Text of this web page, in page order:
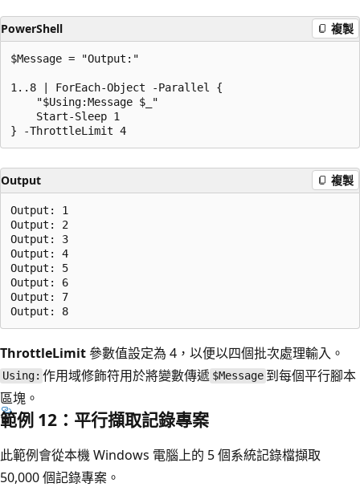
PowerShell 複製
$Message = "Output:"
1..8 | ForEach-Object -Parallel {
    "$Using:Message $_"
    Start-Sleep 1
Output 複製
Output: 1
Output: 2
Output: 3
Output: 4
Output: 5
Output: 6
Output: 7
ThrottleLimit參數值設定為 4，以便以四個批次處理輸入。
Using: 作用域修飾符用於將變數傳遞 $Message 到每個平行腳本
區塊。
範例 12：平行擷取記錄專案
此範例會從本機 Windows 電腦上的 5 個系統記錄檔擷取
50,000 個記錄專案。